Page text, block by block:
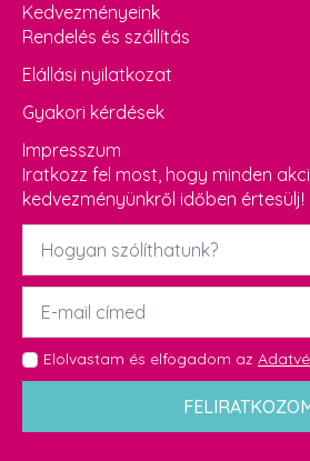
Kedvezményeink
Rendelés és szállítás
Elállási nyilatkozat
Gyakori kérdések
Impresszum
Iratkozz fel most, hogy minden
kedvezményünkről időben értesülj!
Név
Email
GDPR
*
Elolvastam és elfogadom az